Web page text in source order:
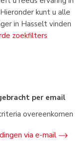
kunt u alle
in Hasselt vinden
zoekfilters
per email
overeenkomen
via e-mail